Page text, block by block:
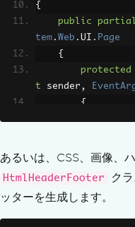
{
public
tem . Web . UI . Page
{
protected
t sender ,
{
{
df.
あるいは、CSS、画像、
HtmlHeaderFooter
ク
ッターを生成します。